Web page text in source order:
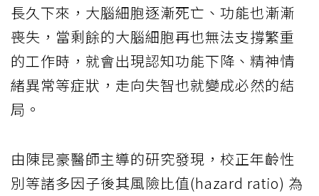
長久下來，大腦細胞逐漸死亡、功能也漸漸
喪失，當剩餘的大腦細胞再也無法支撐繁重
的工作時，就會出現認知功能下降、精神情
緒異常等症狀，走向失智也就變成必然的結
局。
由陳昆豪醫師主導的研究發現，校正年齡性
別等諸多因子後其風險比值(hazard ratio) 為